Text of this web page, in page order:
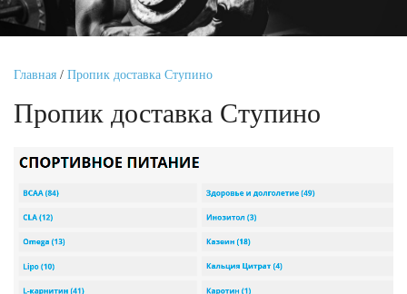
Главная / Пропик доставка Ступино
Пропик доставка Ступино